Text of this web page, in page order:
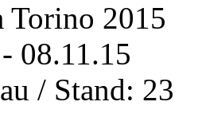
Torino 2015
- 08.11.15
/ Stand: 23